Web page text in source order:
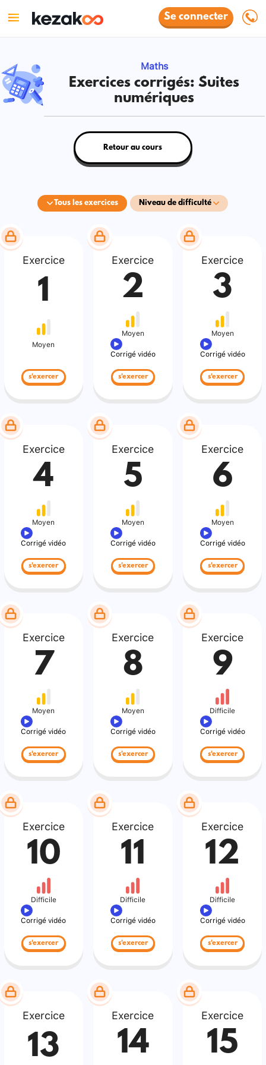
Se connecter
Maths
Exercices corrigés: Suites
numériques
Tous les exercices Niveau de difficulté
Retour au cours
Exercice
1
Moyen
s'exercer
Exercice
2
Moyen
Corrigé vidéo
s'exercer
Exercice
3
Moyen
Corrigé vidéo
s'exercer
Exercice
4
Moyen
Corrigé vidéo
s'exercer
Exercice
5
Moyen
Corrigé vidéo
s'exercer
Exercice
6
Moyen
Corrigé vidéo
s'exercer
Exercice
7
Moyen
Corrigé vidéo
s'exercer
Exercice
8
Moyen
Corrigé vidéo
s'exercer
Exercice
9
Difficile
Corrigé vidéo
s'exercer
Exercice
10
Difficile
Corrigé vidéo
s'exercer
Exercice
11
Difficile
Corrigé vidéo
s'exercer
Exercice
12
Difficile
Corrigé vidéo
s'exercer
Exercice
13
Exercice
14
Exercice
15